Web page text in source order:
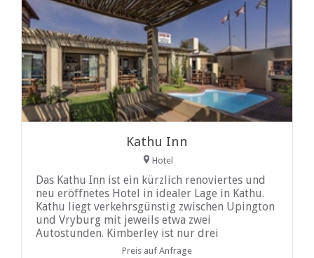
Kathu Inn
Hotel
Das Kathu Inn ist ein kürzlich renoviertes und
neu eröffnetes Hotel in idealer Lage in Kathu.
Kathu liegt verkehrsgünstig zwischen Upington
und Vryburg mit jeweils etwa zwei
Autostunden. Kimberley ist nur drei
Autostunden entfernt.Preis auf Anfrage